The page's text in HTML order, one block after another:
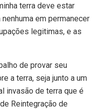
terra deve estar
em permanecer
legitimas, e as
de provar seu
a terra, seja junto a um
invasão de terra que é
Reintegração de